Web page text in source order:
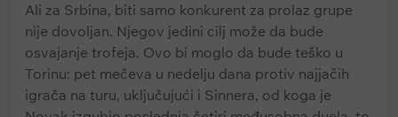
Ali za Srbina, biti samo konkurent za prolaz grupe
nije dovoljan. Njegov jedini cilj može da bude
osvajanje trofeja. Ovo bi moglo da bude teško u
Torinu: pet mečeva u nedelju dana protiv najjačih
igrača na turu, uključujući i Sinnera, od koga je